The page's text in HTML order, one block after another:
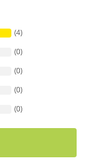
(4)
(0)
(0)
(0)
(0)